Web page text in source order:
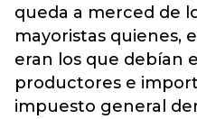
queda a merced de
mayoristas quienes,
eran los que debían
productores e
impuesto general